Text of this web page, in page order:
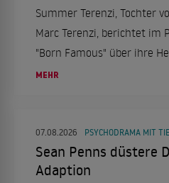
Summer Terenzi, Tochter
Marc Terenzi, berichtet im
"Born Famous" über ihre
der Schule aufgrund von
MEHR
07.08.2026 PSYCHODRAMA MIT
Sean Penns düstere
Adaption